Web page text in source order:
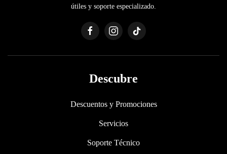
útiles y soporte especializado.
Descubre
Descuentos y Promociones
Servicios
Soporte Técnico